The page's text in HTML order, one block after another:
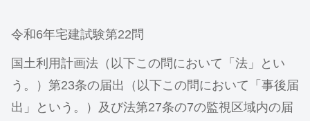
令和6年宅建試験第22問
国土利用計画法（以下この問において「法」とい
う。）第23条の届出（以下この問において「事後届
出」という。）及び法第27条の7の監視区域内の届